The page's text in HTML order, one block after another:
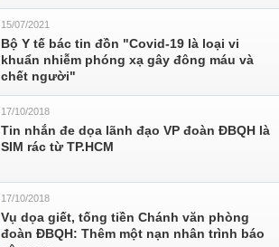
15/07/2021
Bộ Y tế bác tin đồn "Covid-19 là loại vi
khuẩn nhiễm phóng xạ gây đông máu và
chết người"
17/10/2018
Tin nhắn đe dọa lãnh đạo VP đoàn ĐBQH là
SIM rác từ TP.HCM
17/10/2018
Vụ dọa giết, tống tiền Chánh văn phòng
đoàn ĐBQH: Thêm một nạn nhân trình báo